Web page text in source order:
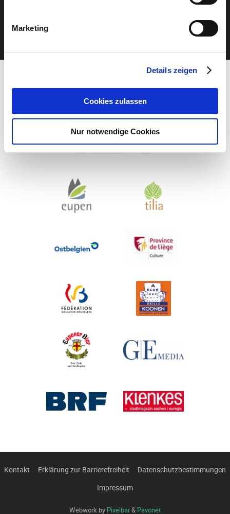
Marketing
Details zeigen
Cookies zulassen
Nur notwendige Cookies
JETZT UNSEREN NEWSLETTER ABONNIEREN
Kontakt Erklärung zur Barrierefreiheit
Datenschutzbestimmungen
Impressum
Webwork by Pixelbar& Pavonet